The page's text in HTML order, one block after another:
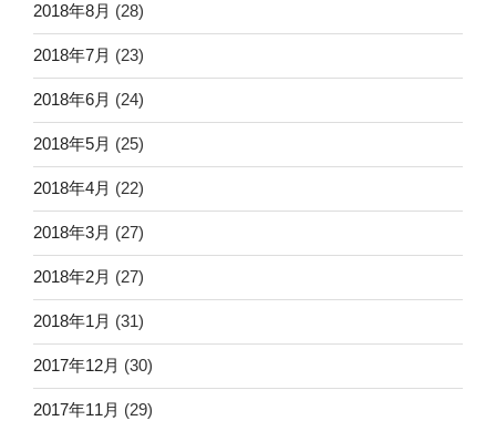
2018年8月 (28)
2018年7月 (23)
2018年6月 (24)
2018年5月 (25)
2018年4月 (22)
2018年3月 (27)
2018年2月 (27)
2018年1月 (31)
2017年12月 (30)
2017年11月 (29)